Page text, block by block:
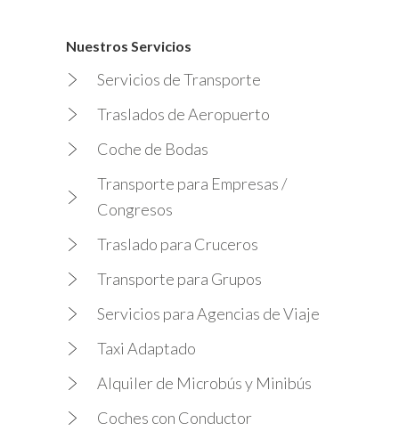
Nuestros Servicios
Servicios de Transporte
Traslados de Aeropuerto
Coche de Bodas
Transporte para Empresas /
Congresos
Traslado para Cruceros
Transporte para Grupos
Servicios para Agencias de Viaje
Taxi Adaptado
Alquiler de Microbús y Minibús
Coches con Conductor